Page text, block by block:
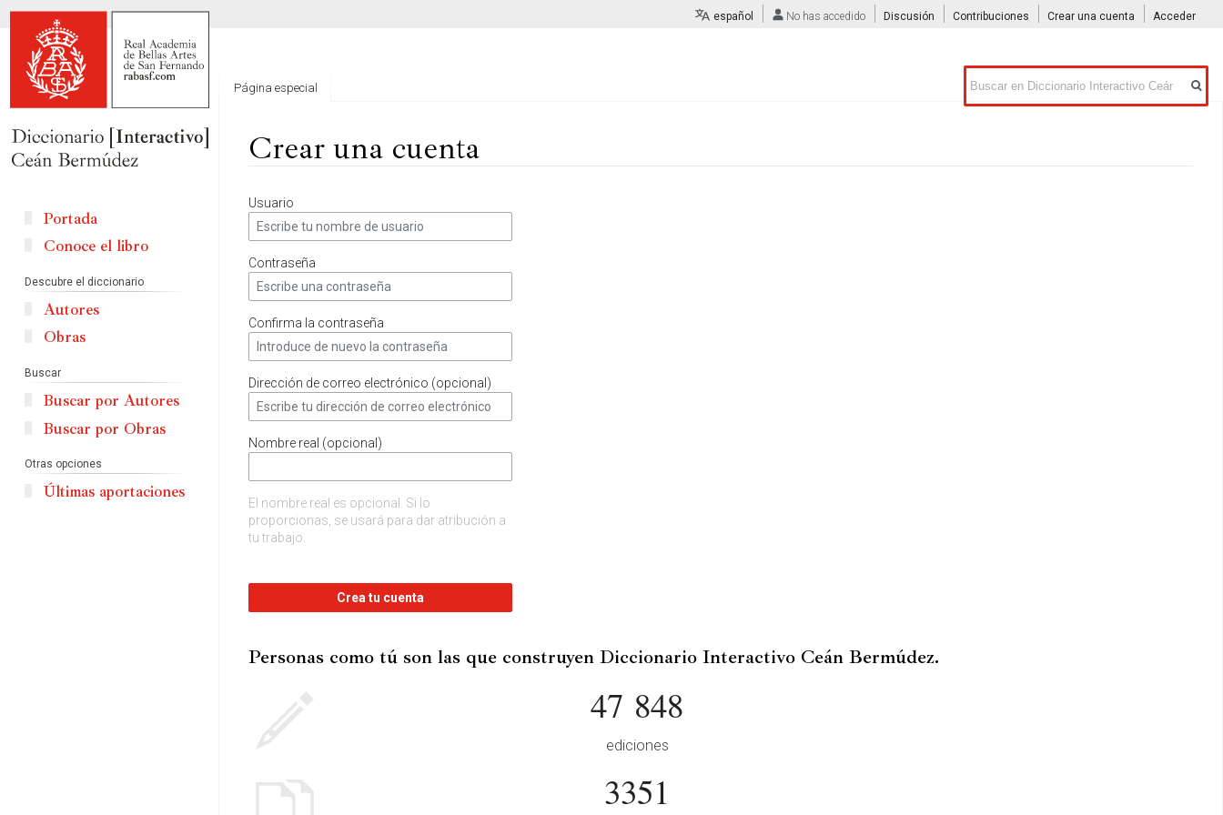
Crear una cuenta
a
la
a
la
Usuario
Contraseña
Confirma la contraseña
Dirección de correo electrónico (opcional)
Nombre real (opcional)
El nombre real es opcional. Si lo
proporcionas, se usará para dar atribución a
tu trabajo.
Crea tu cuenta
Personas como tú son las que construyen Diccionario Interactivo Ceán Bermúdez.
47 848
ediciones
3351
español No has accedido Discusión Contribuciones Crear una cuenta Acceder
Página especial
Buscar
Portada
Conoce el libro
Descubre el diccionario
Autores
Obras
Buscar
Buscar por Autores
Buscar por Obras
Otras opciones
Últimas aportaciones